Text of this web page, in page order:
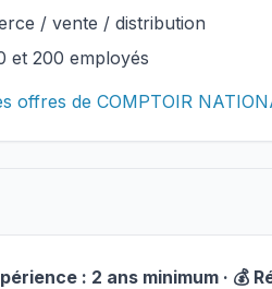
/ vente / distribution
et 200 employés
offres de COMPTOIR
: 2 ans minimum · 💰